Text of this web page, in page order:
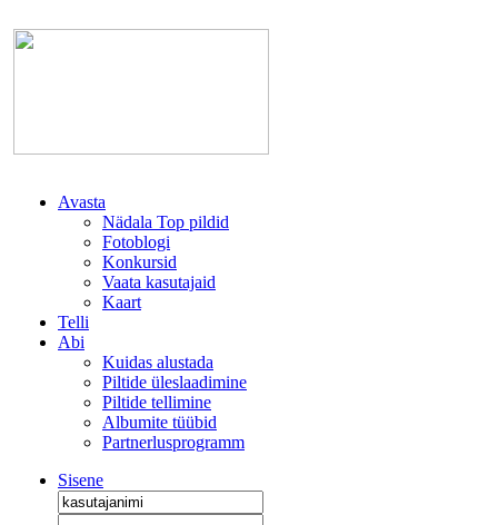
Avasta
Nädala Top pildid
Fotoblogi
Konkursid
Vaata kasutajaid
Kaart
Telli
Abi
Kuidas alustada
Piltide üleslaadimine
Piltide tellimine
Albumite tüübid
Partnerlusprogramm
Sisene